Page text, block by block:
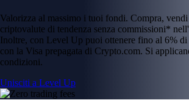
Valorizza al massimo i tuoi fondi. Compra,
criptovalute di tendenza senza commissioni*
Inoltre, con Level Up puoi ottenere fino al 6%
con la Visa prepagata di Crypto.com. Si
condizioni.
Unisciti a Level Up